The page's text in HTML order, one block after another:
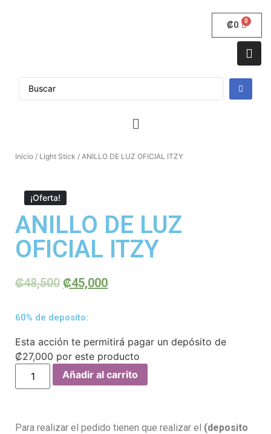
₡0
Inicio / Light Stick / ANILLO DE LUZ OFICIAL ITZY
¡Oferta!
ANILLO DE LUZ
OFICIAL ITZY
₡48,500 ₡45,000
60% de deposito:
Esta acción te permitirá pagar un depósito de
₡27,000 por este producto
Añadir al carrito
Para realizar el pedido tienen que realizar el (deposito